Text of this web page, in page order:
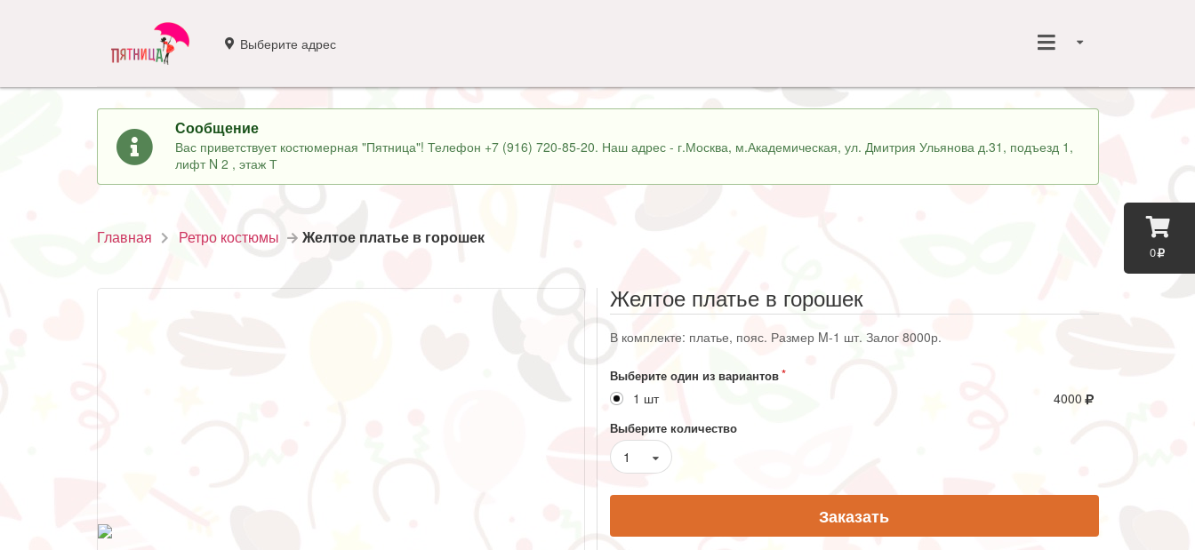
0
Выберите адрес
Сообщение
Вас приветствует костюмерная "Пятница"! Телефон +7 (916) 720-85-20. Наш адрес - г.Москва, м.Академическая, ул. Дмитрия Ульянова д.31, подъезд 1,
лифт N 2 , этаж Т
Главная Ретро костюмы Желтое платье в горошек
Желтое платье в горошек
В комплекте: платье, пояс. Размер M-1 шт. Залог 8000р.
Выберите один из вариантов
1 шт 4000
Выберите количество
1
Заказать